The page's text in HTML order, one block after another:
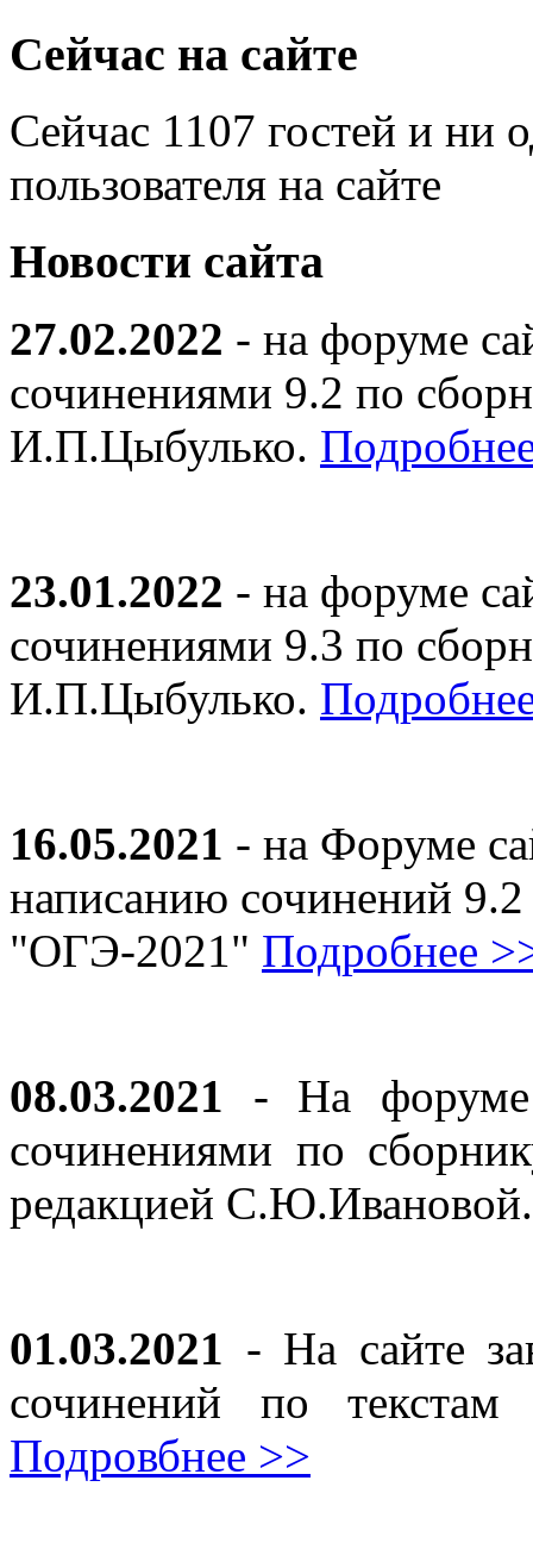
Сейчас на сайте
Сейчас 1107 гостей и ни
пользователя на сайте
Новости сайта
27.02.2022 - на форуме
сочинениями 9.2 по
И.П.Цыбулько.
23.01.2022 - на форуме
сочинениями 9.3 по
И.П.Цыбулько.
16.05.2021 - на Форуме
написанию сочинений
"ОГЭ-2021" Подробнее
08.03.2021 - На форуме
сочинениями по
редакцией
01.03.2021 - На сайте
сочинений по
Подровбнее >>